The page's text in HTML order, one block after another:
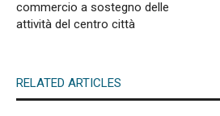
commercio a sostegno delle
attività del centro città
RELATED ARTICLES